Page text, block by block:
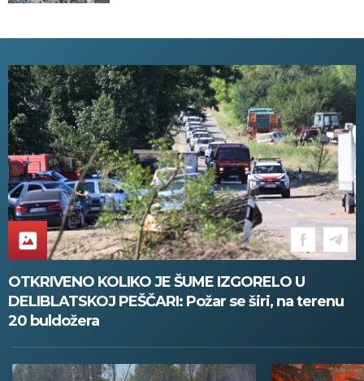
OTKRIVENO KOLIKO JE ŠUME IZGORELO U
DELIBLATSKOJ PEŠČARI: Požar se širi, na terenu
20 buldožera